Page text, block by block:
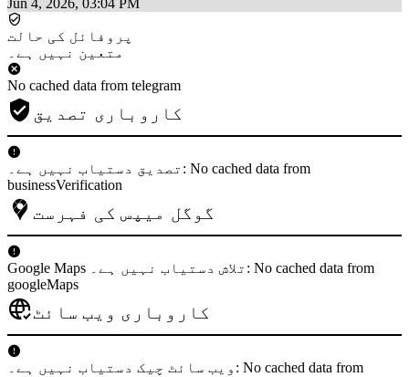
پروفائل کی حالت
متعین نہیں ہے۔
No cached data from telegram
کاروباری تصدیق
تصدیق دستیاب نہیں ہے۔: No cached data from
businessVerification
گوگل میپس کی فہرست
Google Maps تلاش دستیاب نہیں ہے۔: No cached data from
googleMaps
کاروباری ویب سائٹ
ویب سائٹ چیک دستیاب نہیں ہے۔: No cached data from